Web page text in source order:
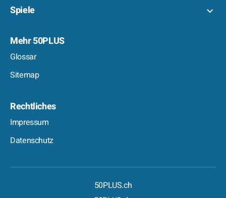
Spiele
Mehr 50PLUS
Glossar
Sitemap
Rechtliches
Impressum
Datenschutz
50PLUS.ch